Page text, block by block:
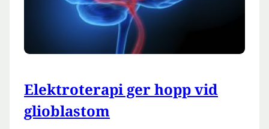
Elektroterapi ger hopp vid
glioblastom